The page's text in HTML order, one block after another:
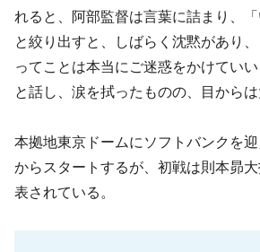
れると、阿部監督は言葉に詰まり、
と絞り出すと、しばらく沈黙があり
ってことは本当にご迷惑をかけていい
と話し、涙を拭ったものの、目からは
本拠地東京ドームにソフトバンクを
からスタートするが、初戦は則本昴
表されている。